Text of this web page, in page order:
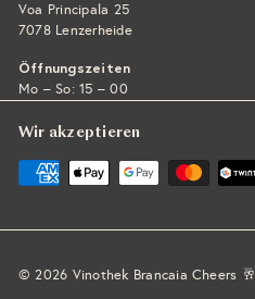
Voa Principala 25
7078 Lenzerheide
Öffnungszeiten
Mo – So: 15 – 00
Wir akzeptieren
© 2026 Vinothek Brancaia Cheers 🥂